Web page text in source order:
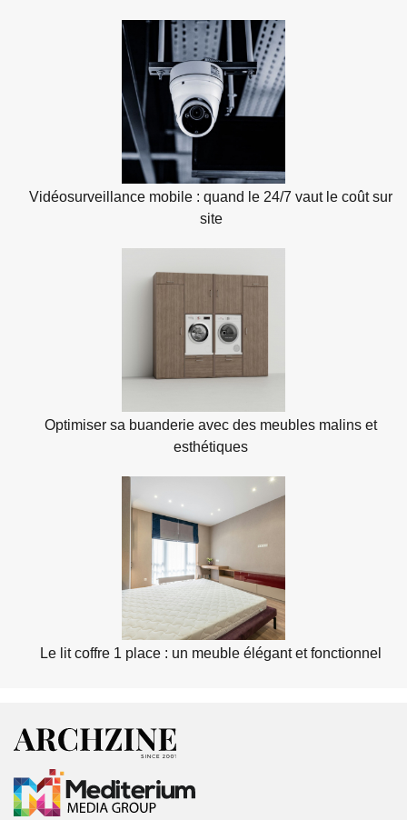
Vidéosurveillance mobile : quand le 24/7 vaut le coût sur
site
Optimiser sa buanderie avec des meubles malins et
esthétiques
Le lit coffre 1 place : un meuble élégant et fonctionnel